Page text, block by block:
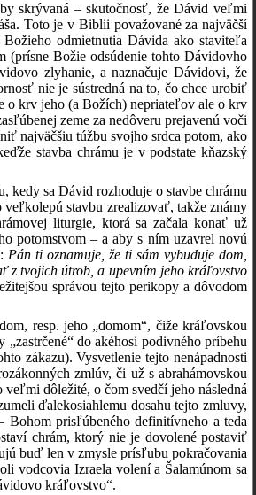
skrývaná – skutočnosť, že Dávid veľmi
Toto je v Biblii považované za najväčší
odmietnutia Dávida ako staviteľa
(prísne Božie odsúdenie tohto Dávidovho
zlyhanie, a naznačuje Dávidovi, že
nie je sústredná na to, čo chce urobiť
o krv jeho (a Božích) nepriateľov ale o krv
zeme za nedôveru prejavenú voči
najväčšiu túžbu svojho srdca potom, ako
stavba chrámu je v podstate kňazský
sa Dávid rozhoduje o stavbe chrámu
veľkolepú stavbu zrealizovať, takže známy
liturgie, ktorá sa začala konať už
potomstvom – a aby s ním uzavrel novú
Pán ti oznamuje, že ti sám vybuduje dom,
z tvojich útrob, a upevním jeho kráľovstvo
správou tejto perikopy a dôvodom
resp. jeho „domom“, čiže kráľovskou
do akéhosi podivného príbehu
zákazu). Vysvetlenie tejto nenápadnosti
zmlúv, či už s abrahámovskou
dôležité, o čom svedčí jeho následná
ďalekosiahlemu dosahu tejto zmluvy,
prisľúbeného definitívneho a teda
chrám, ktorý nie je dovolené postaviť
buď len v zmysle prísľubu pokračovania
vodcovia Izraela volení a Šalamúnom sa
kráľovstvo“.